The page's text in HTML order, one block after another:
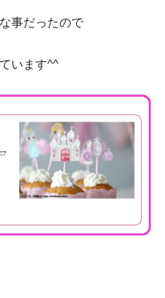
事だったので
います^^